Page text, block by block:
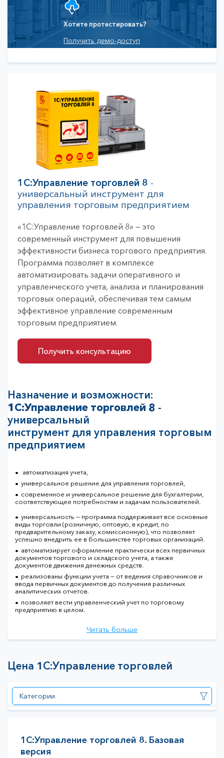
Хотите протестировать?
Получить демо-доступ
1С:Управление торговлей 8 -
универсальный инструмент для
управления торговым предприятием
«1С:Управление торговлей 8» — это
современный инструмент для повышения
эффективности бизнеса торгового предприятия.
Программа позволяет в комплексе
автоматизировать задачи оперативного и
управленческого учета, анализа и планирования
торговых операций, обеспечивая тем самым
эффективное управление современным
торговым предприятием.
Получить консультацию
Назначение и возможности:
1С:Управление торговлей 8 -
универсальный
инструмент для управления торговым
предприятием
автоматизация учета,
универсальное решение для управления торговлей,
современное и универсальное решение для бухгалтерии,
соответствующее потребностям и задачам пользователей.
универсальность — программа поддерживает все основные
виды торговли (розничную, оптовую, в кредит, по
предварительному заказу, комиссионную), что позволяет
успешно внедрить ее в большинстве торговых организаций.
автоматизирует оформление практически всех первичных
документов торгового и складского учета, а также
документов движения денежных средств.
реализованы функции учета — от ведения справочников и
ввода первичных документов до получения различных
аналитических отчетов.
позволяет вести управленческий учет по торговому
предприятию в целом.
Читать больше
Цена 1С:Управление торговлей
Категории
1С:Управление торговлей 8. Базовая
версия